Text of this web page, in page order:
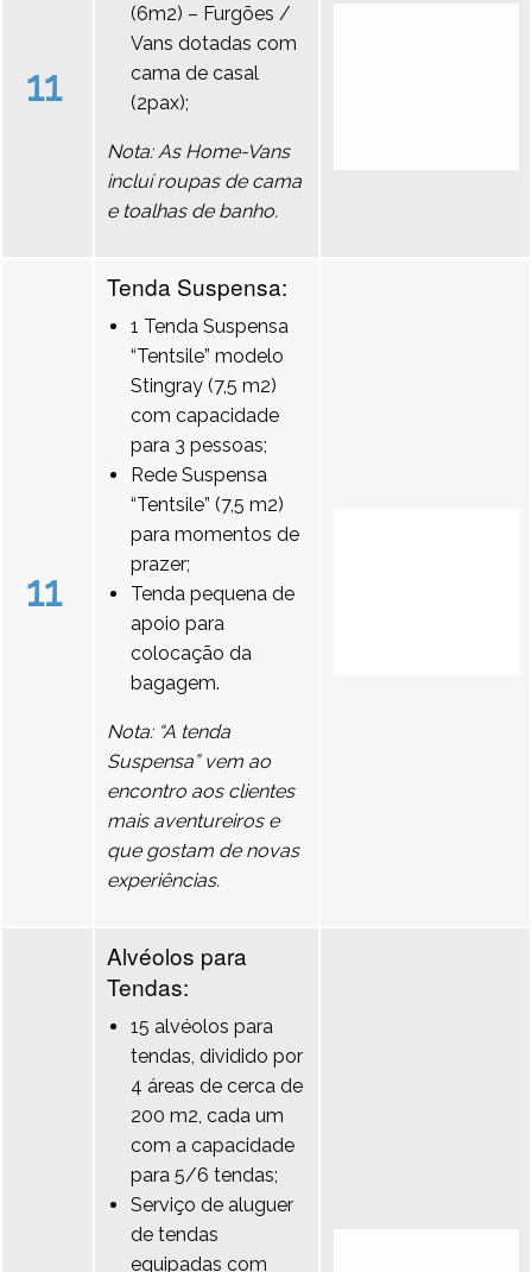
11
(6m2) – Furgões /
Vans dotadas com
cama de casal
(2pax);
Nota: As Home-Vans
incluí roupas de cama
e toalhas de banho.
11
Tenda Suspensa:
1 Tenda Suspensa
“Tentsile” modelo
Stingray (7,5 m2)
com capacidade
para 3 pessoas;
Rede Suspensa
“Tentsile” (7,5 m2)
para momentos de
prazer;
Tenda pequena de
apoio para
colocação da
bagagem.
Nota: “A tenda
Suspensa” vem ao
encontro aos clientes
mais aventureiros e
que gostam de novas
experiências.
Alvéolos para
Tendas:
15 alvéolos para
tendas, dividido por
4 áreas de cerca de
200 m2, cada um
com a capacidade
para 5/6 tendas;
Serviço de aluguer
de tendas
equipadas com